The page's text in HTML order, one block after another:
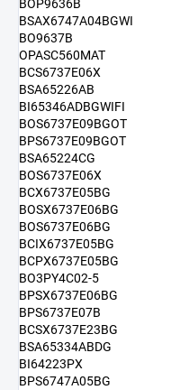
BOP9636B
BSAX6747A04BGWI
BO9637B
OPASC560MAT
BCS6737E06X
BSA65226AB
BI65346ADBGWIFI
BOS6737E09BGOT
BPS6737E09BGOT
BSA65224CG
BOS6737E06X
BCX6737E05BG
BOSX6737E06BG
BOS6737E06BG
BCIX6737E05BG
BCPX6737E05BG
BO3PY4C02-5
BPSX6737E06BG
BPS6737E07B
BCSX6737E23BG
BSA65334ABDG
BI64223PX
BPS6747A05BG